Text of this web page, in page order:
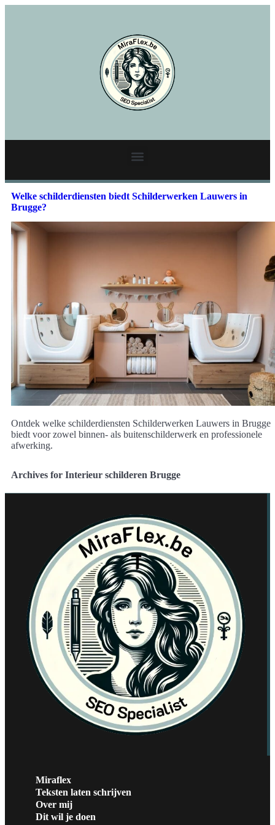
Welke schilderdiensten biedt Schilderwerken Lauwers in
Brugge?
Ontdek welke schilderdiensten Schilderwerken Lauwers in Brugge
biedt voor zowel binnen- als buitenschilderwerk en professionele
afwerking.
Archives for Interieur schilderen Brugge
Miraflex
Teksten laten schrijven
Over mij
Dit wil je doen